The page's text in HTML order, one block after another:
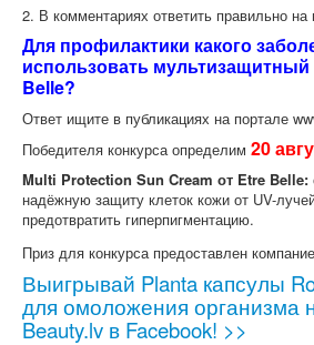
2. В комментариях ответить правильно на
Для профилактики какого
использовать мультизащитный
Belle?
Ответ ищите в публикациях на портале
Победителя конкурса определим 20
Multi Protection Sun Cream от Etre Belle:
надёжную защиту клеток кожи от UV-
предотвратить гиперпигментацию.
Приз для конкурса предоставлен
Выигрывай Planta капсулы
для омоложения организма
Beauty.lv в Facebook! >>